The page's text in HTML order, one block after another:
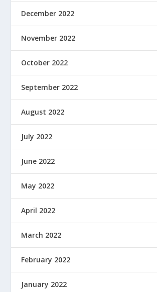
December 2022
November 2022
October 2022
September 2022
August 2022
July 2022
June 2022
May 2022
April 2022
March 2022
February 2022
January 2022